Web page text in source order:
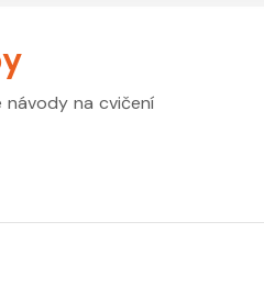
na cvičení